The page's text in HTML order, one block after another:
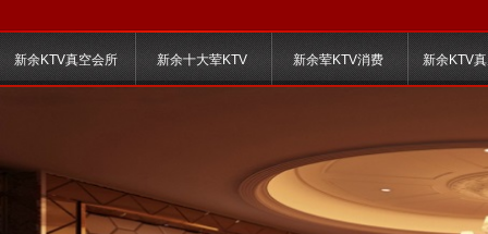
新余KTV真空会所 新余十大荤KTV 新余荤KTV消费 新余KTV